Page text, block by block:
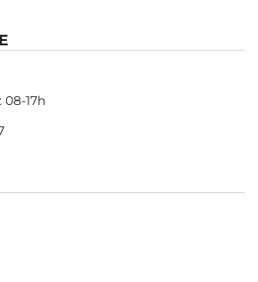
08-17h